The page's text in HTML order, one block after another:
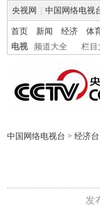
央视网 中国网络电视
首页 新闻 经济 体
电视
频道大全 栏目
中国网络电视台 > 经济台
发